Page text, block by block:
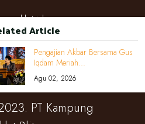
Article
Pengajian Akbar Bersama Gus
Iqdam Meriah...
Agu 02, 2026
PT Kampung